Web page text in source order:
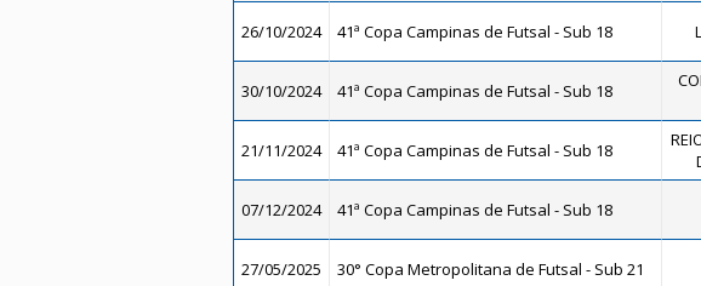
26/10/2024 41ª Copa Campinas de Futsal - Sub 18
30/10/2024 41ª Copa Campinas de Futsal - Sub 18
21/11/2024 41ª Copa Campinas de Futsal - Sub 18
07/12/2024 41ª Copa Campinas de Futsal - Sub 18
27/05/2025 30° Copa Metropolitana de Futsal - Sub 21